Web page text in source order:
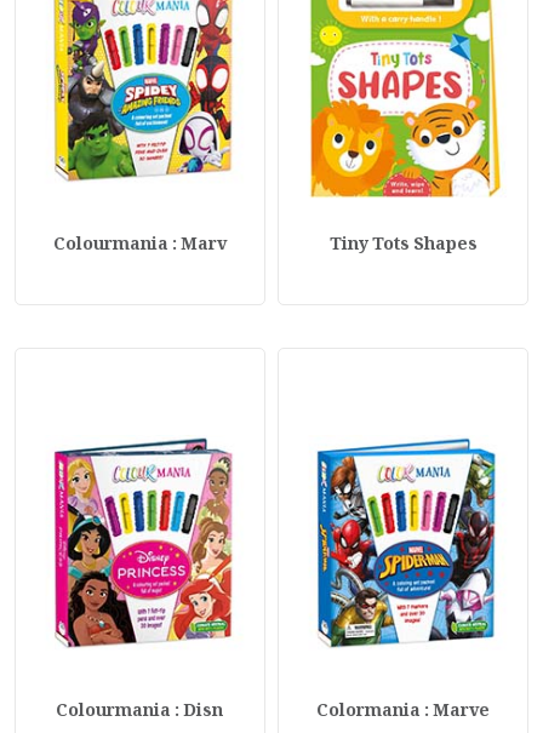
Tiny Tots Shapes
Colourmania : Marv
Colormania : Marve
Colourmania : Disn